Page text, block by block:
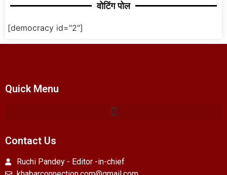
वोटिंग पोल
[democracy id="2"]
Quick Menu
Contact Us
Ruchi Pandey - Editor -in-chief